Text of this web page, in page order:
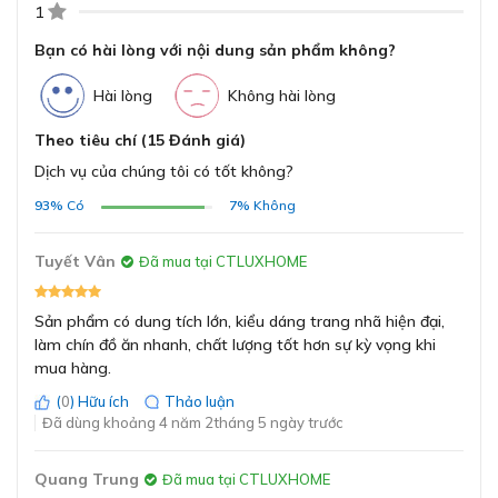
Dung tích lò nướng Bosch HBS534BB0B là 71 lít phù
hợp cho gia đình đông thành viên
Ngoài chức năng chính là nướng ra thì thiết bị còn giúp
bạn rã đông thực phẩm, hâm nóng lại thức ăn một cách
Điều chỉnh chương trình nướng và nhiệt độ
với núm vặn Pop-out
Việc chọn các chức năng nướng, nhiệt độ hay thời gian
nướng cũng trở nên dễ dàng và tiện lợi hơn với núm vặn
inox. Bạn có thể điều chỉnh mọi cài đặt chỉ với một tay.
Dung tích
Phương pháp nướng
3D Hot Air (Nướng
đa chiều)
Gentle hot air
(Không khí nóng
(Nướng toàn bề
1
Bạn có hài lòng với nội dung sản phẩm không?
Hài lòng Không hài lòng
Theo tiêu chí (15 Đánh giá)
Dịch vụ của chúng tôi có tốt không?
93% Có 7% Không
Tuyết Vân Đã mua tại CTLUXHOME
Sản phẩm có dung tích lớn, kiểu dáng trang nhã hiện đại,
làm chín đồ ăn nhanh, chất lượng tốt hơn sự kỳ vọng khi
mua hàng.
(0) Hữu ích
Thảo luận
Đã dùng khoảng 4 năm 2tháng 5 ngày trước
Quang Trung Đã mua tại CTLUXHOME